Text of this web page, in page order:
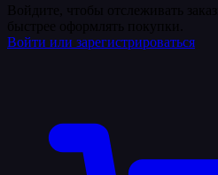
Войти или зарегистрироваться